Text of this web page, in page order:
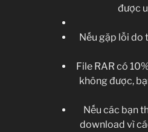
được
Nếu gặp lỗi do
File RAR có
không được,
Nếu các bạn
download vì